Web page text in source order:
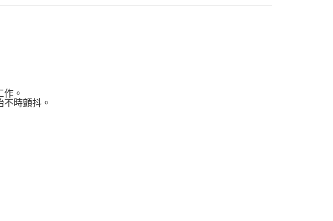
。
時顫抖。